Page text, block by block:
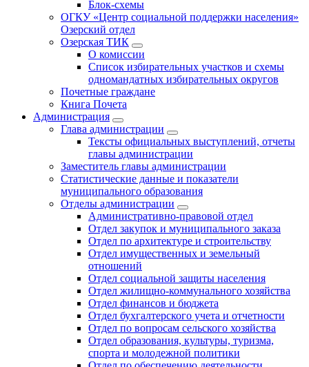
Блок-схемы
ОГКУ «Центр социальной поддержки населения»
Озерский отдел
Озерская ТИК
О комиссии
Список избирательных участков и схемы
одномандатных избирательных округов
Почетные граждане
Книга Почета
Администрация
Глава администрации
Тексты официальных выступлений, отчеты
главы администрации
Заместитель главы администрации
Статистические данные и показатели
муниципального образования
Отделы администрации
Административно-правовой отдел
Отдел закупок и муниципального заказа
Отдел по архитектуре и строительству
Отдел имущественных и земельный
отношений
Отдел социальной защиты населения
Отдел жилищно-коммунального хозяйства
Отдел финансов и бюджета
Отдел бухгалтерского учета и отчетности
Отдел по вопросам сельского хозяйства
Отдел образования, культуры, туризма,
спорта и молодежной политики